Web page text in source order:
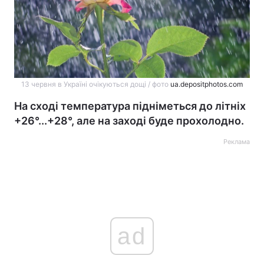
13 червня в Україні очікуються дощі / фото ua.depositphotos.com
На сході температура підніметься до літніх
+26°...+28°, але на заході буде прохолодно.
Реклама
ad